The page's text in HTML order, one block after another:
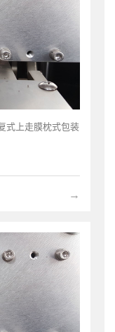
式上走膜枕式包装
→